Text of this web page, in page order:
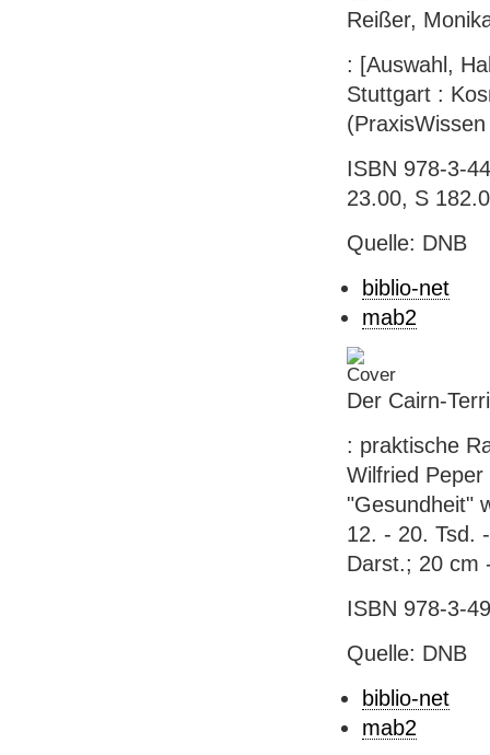
Reißer,
: [Auswahl,
Stuttgart :
ISBN 978-3-
23.00, S
Quelle: DNB
biblio-net
mab2
Der Cairn-
: praktische
Wilfried
"Gesundheit"
12. - 20. Tsd.
Darst.; 20 cm
ISBN 978-3-
Quelle: DNB
biblio-net
mab2